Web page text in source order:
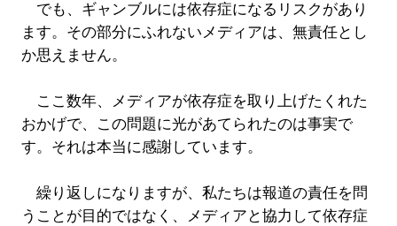
でも、ギャンブルには依存症になるリスクがあり
ます。その部分にふれないメディアは、無責任とし
か思えません。
ここ数年、メディアが依存症を取り上げたくれた
おかげで、この問題に光があてられたのは事実で
す。それは本当に感謝しています。
繰り返しになりますが、私たちは報道の責任を問
うことが目的ではなく、メディアと協力して依存症